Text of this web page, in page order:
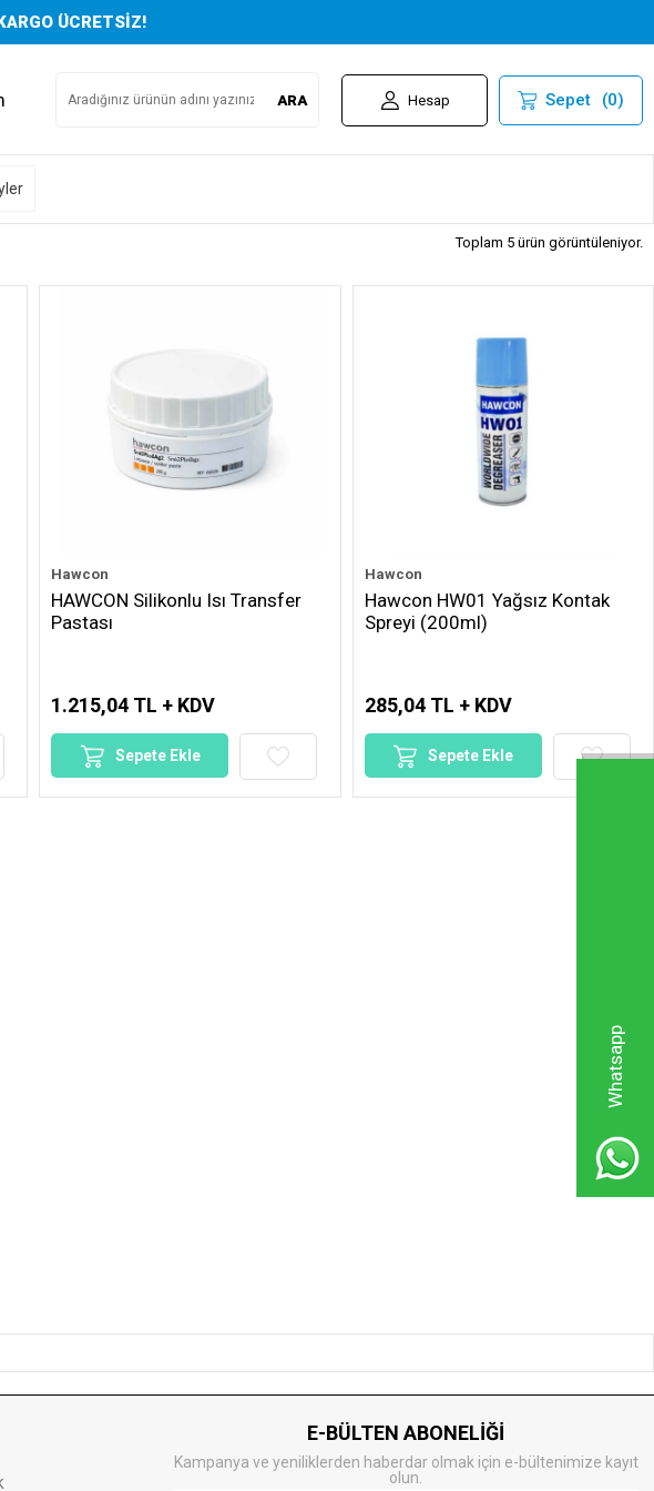
Whatsapp
ÜCRETSİZ!
ARA Hesap Sepet (0)
Toplam 5 ürün görüntüleniyor.
Hawcon
HAWCON Silikonlu Isı Transfer
Pastası
1.215,04 TL + KDV
Sepete Ekle
Hawcon
Hawcon HW01 Yağsız Kontak
Spreyi (200ml)
285,04 TL + KDV
Sepete Ekle
E-BÜLTEN ABONELİĞİ
Kampanya ve yeniliklerden haberdar olmak için e-bültenimize kayıt
olun.